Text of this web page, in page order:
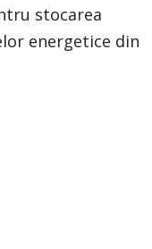
stocarea
energetice din